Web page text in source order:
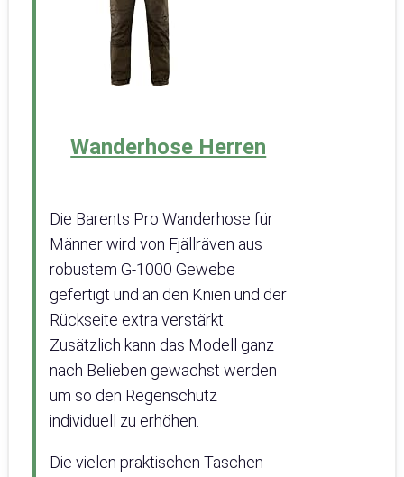
Wanderhose Herren
Die Barents Pro Wanderhose für
Männer wird von Fjällräven aus
robustem G-1000 Gewebe
gefertigt und an den Knien und der
Rückseite extra verstärkt.
Zusätzlich kann das Modell ganz
nach Belieben gewachst werden
um so den Regenschutz
individuell zu erhöhen.
Die vielen praktischen Taschen